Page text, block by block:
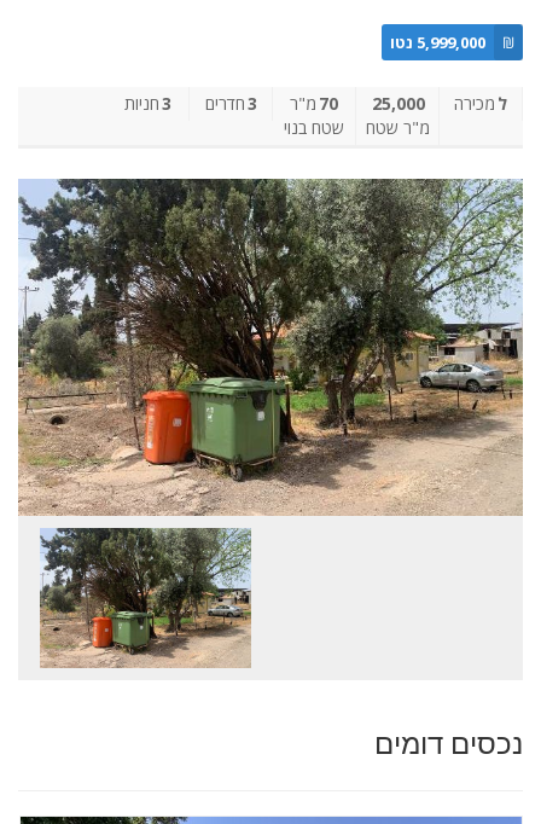
₪ 5,999,000 נטו
ל מכירה
25,000
מ"ר שטח
70 מ"ר
שטח בנוי
3חדרים 3חניות
נכסים דומים